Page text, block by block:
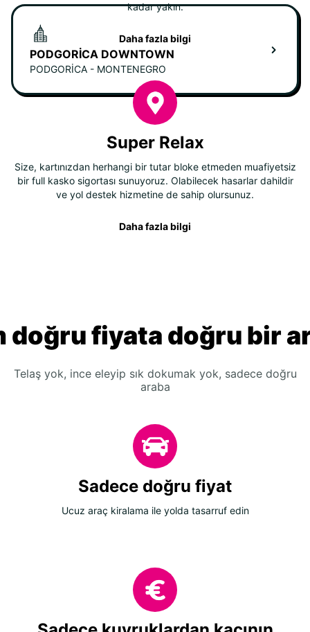
PODGORICA DOWNTOWN
PODGORICA - MONTENEGRO
kadar yakın.
Daha fazla bilgi
Super Relax
Size, kartınızdan herhangi bir tutar bloke etmeden muafiyetsiz
bir full kasko sigortası sunuyoruz. Olabilecek hasarlar dahildir
ve yol destek hizmetine de sahip olursunuz.
Daha fazla bilgi
doğru fiyata doğru bir
Telaş yok, ince eleyip sık dokumak yok, sadece doğru
araba
Sadece doğru fiyat
Ucuz araç kiralama ile yolda tasarruf edin